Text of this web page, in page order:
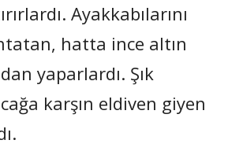
Ayakkabılarını
hatta ince altın
yaparlardı. Şık
karşın eldiven giyen